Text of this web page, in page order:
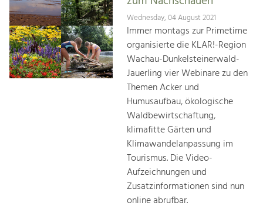
Wednesday, 04 August 2021
Immer montags zur Primetime
organisierte die KLAR!-Region
Wachau-Dunkelsteinerwald-
Jauerling vier Webinare zu den
Themen Acker und
Humusaufbau, ökologische
Waldbewirtschaftung,
klimafitte Gärten und
Klimawandelanpassung im
Tourismus. Die Video-
Aufzeichnungen und
Zusatzinformationen sind nun
online abrufbar.